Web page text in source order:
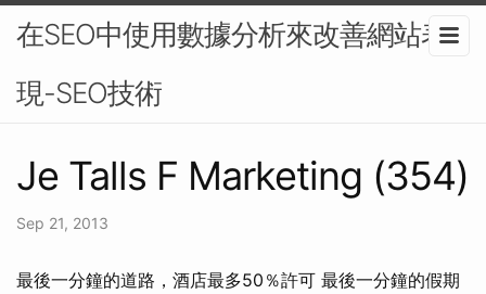
在SEO中使用數據分析來改善網站表
現-SEO技術
Je Talls F Marketing (354)
Sep 21, 2013
最後一分鐘的道路，酒店最多50％許可 最後一分鐘的假期